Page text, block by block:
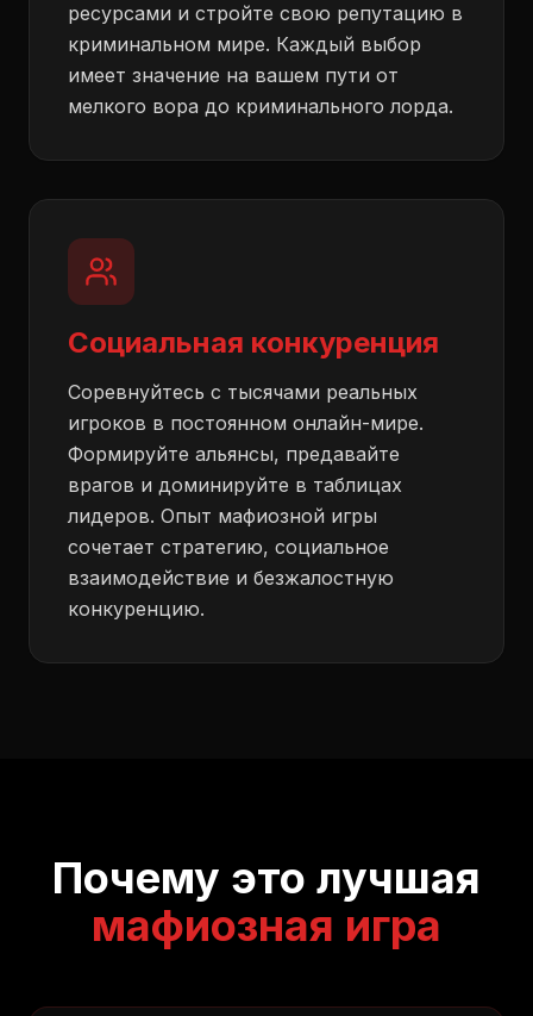
ресурсами и стройте свою репутацию в
криминальном мире. Каждый выбор
имеет значение на вашем пути от
мелкого вора до криминального лорда.
Социальная конкуренция
Соревнуйтесь с тысячами реальных
игроков в постоянном онлайн-мире.
Формируйте альянсы, предавайте
врагов и доминируйте в таблицах
лидеров. Опыт мафиозной игры
сочетает стратегию, социальное
взаимодействие и безжалостную
конкуренцию.
Почему это лучшая
мафиозная игра